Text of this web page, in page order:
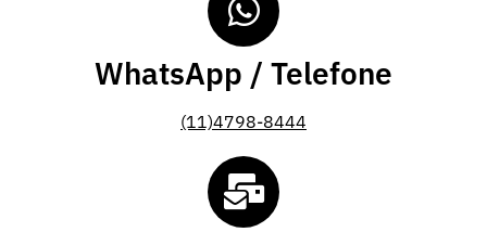
WhatsApp / Telefone
(11)4798-8444